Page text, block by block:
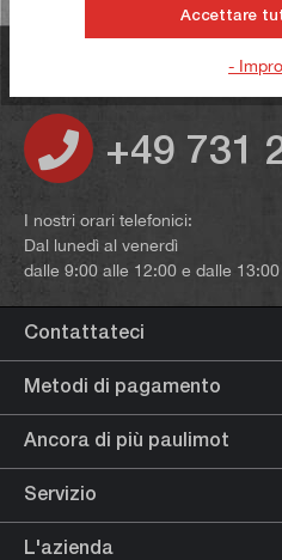
Avete domande?
+49 731
I nostri orari telefonici:
Dal lunedì al venerdì
dalle 9:00 alle 12:00 e dalle
Contattateci
Metodi di pagamento
Ancora di più paulimot
Servizio
L'azienda
Accettare
-